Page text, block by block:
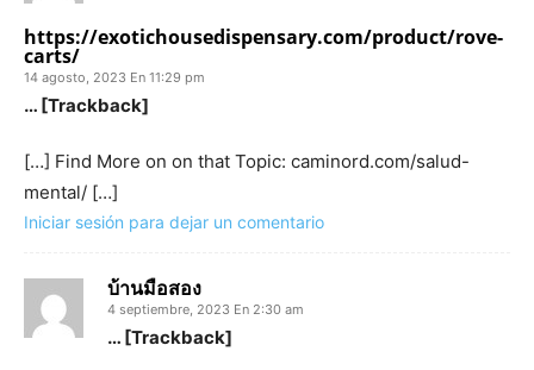
https://exotichousedispensary.com/product/rove-
carts/
14 agosto, 2023 En 11:29 pm
… [Trackback]
[…] Find More on on that Topic: caminord.com/salud-
mental/ […]
Iniciar sesión para dejar un comentario
บ้านมือสอง
4 septiembre, 2023 En 2:30 am
… [Trackback]